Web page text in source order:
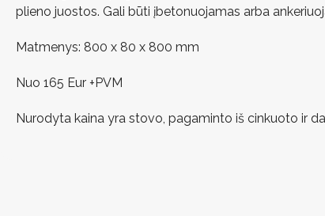
plieno juostos. Gali būti įbetonuojamas arba
Matmenys: 800 x 80 x 800 mm
Nuo 165 Eur +PVM
Nurodyta kaina yra stovo, pagaminto iš cinkuoto ir